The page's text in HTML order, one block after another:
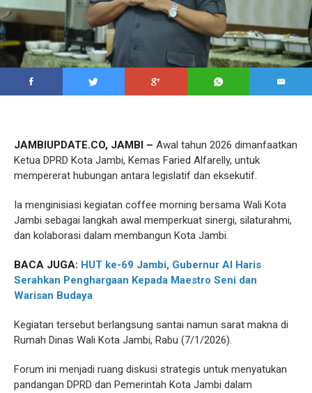
JAMBIUPDATE.CO, JAMBI – Awal tahun 2026 dimanfaatkan
Ketua DPRD Kota Jambi, Kemas Faried Alfarelly, untuk
mempererat hubungan antara legislatif dan eksekutif.
Ia menginisiasi kegiatan coffee morning bersama Wali Kota
Jambi sebagai langkah awal memperkuat sinergi, silaturahmi,
dan kolaborasi dalam membangun Kota Jambi.
BACA JUGA: HUT ke-69 Jambi, Gubernur Al Haris
Serahkan Penghargaan Kepada Maestro Seni dan
Warisan Budaya
Kegiatan tersebut berlangsung santai namun sarat makna di
Rumah Dinas Wali Kota Jambi, Rabu (7/1/2026).
Forum ini menjadi ruang diskusi strategis untuk menyatukan
pandangan DPRD dan Pemerintah Kota Jambi dalam